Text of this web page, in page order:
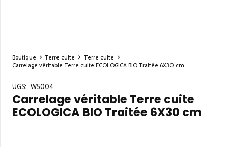
Boutique Terre cuite
Terre cuite
Carrelage véritable Terre cuite ECOLOGICA BIO Traitée 6X30 cm
UGS: W5004
Carrelage véritable Terre cuite
ECOLOGICA BIO Traitée 6X30 cm